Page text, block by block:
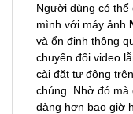
Người dùng có thể
mình với máy ảnh
và ổn định thông
chuyển đổi video
cài đặt tự động
chúng. Nhờ đó
dàng hơn bao giờ